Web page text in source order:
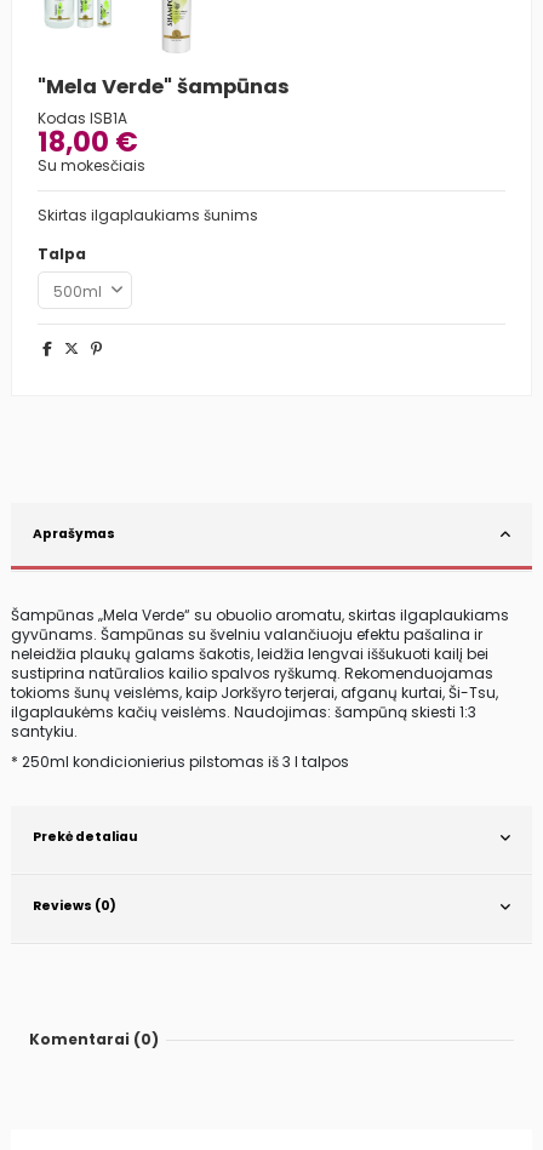
"Mela Verde" šampūnas
Kodas ISB1A
18,00 €
Su mokesčiais
Skirtas ilgaplaukiams šunims
Talpa
Aprašymas
Šampūnas „Mela Verde“ su obuolio aromatu, skirtas ilgaplaukiams
gyvūnams. Šampūnas su švelniu valančiuoju efektu pašalina ir
neleidžia plaukų galams šakotis, leidžia lengvai iššukuoti kailį bei
sustiprina natūralios kailio spalvos ryškumą. Rekomenduojamas
tokioms šunų veislėms, kaip Jorkšyro terjerai, afganų kurtai, Ši-Tsu,
ilgaplaukėms kačių veislėms. Naudojimas: šampūną skiesti 1:3
santykiu.
* 250ml kondicionierius pilstomas iš 3 l talpos
Prekė detaliau
Reviews (0)
Komentarai (0)